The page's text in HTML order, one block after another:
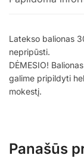
Latekso balionas
nepripūsti.
DĖMESIO!
galime pripildyti
mokestį.
Panašūs